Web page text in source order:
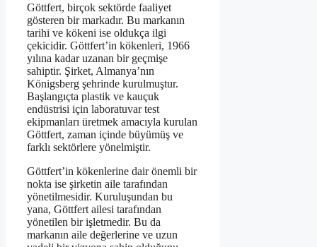
Göttfert, birçok sektörde faaliyet
gösteren bir markadır. Bu markanın
tarihi ve kökeni ise oldukça ilgi
çekicidir. Göttfert’in kökenleri, 1966
yılına kadar uzanan bir geçmişe
sahiptir. Şirket, Almanya’nın
Königsberg şehrinde kurulmuştur.
Başlangıçta plastik ve kauçuk
endüstrisi için laboratuvar test
ekipmanları üretmek amacıyla kurulan
Göttfert, zaman içinde büyümüş ve
farklı sektörlere yönelmiştir.
Göttfert’in kökenlerine dair önemli bir
nokta ise şirketin aile tarafından
yönetilmesidir. Kuruluşundan bu
yana, Göttfert ailesi tarafından
yönetilen bir işletmedir. Bu da
markanın aile değerlerine ve uzun